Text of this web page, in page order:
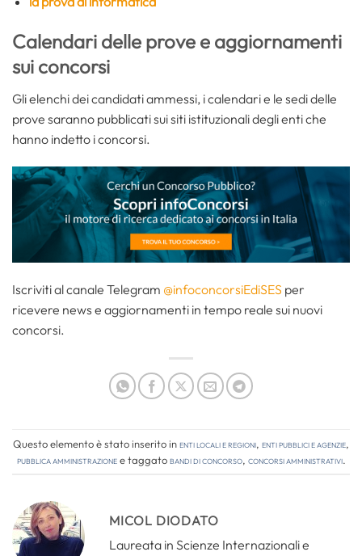
Calendari delle prove e aggiornamenti
sui concorsi
Gli elenchi dei candidati ammessi, i calendari e le sedi delle
prove saranno pubblicati sui siti istituzionali degli enti che
hanno indetto i concorsi.
Iscriviti al canale Telegram @infoconcorsiEdiSES per
ricevere news e aggiornamenti in tempo reale sui nuovi
concorsi.
Questo elemento è stato inserito inEnti locali e regioni, Enti pubblici e agenzie,
Pubblica amministrazionee taggatobandi di concorso, concorsi amministrativi.
MICOL DIODATO
Laureata in Scienze Internazionali e